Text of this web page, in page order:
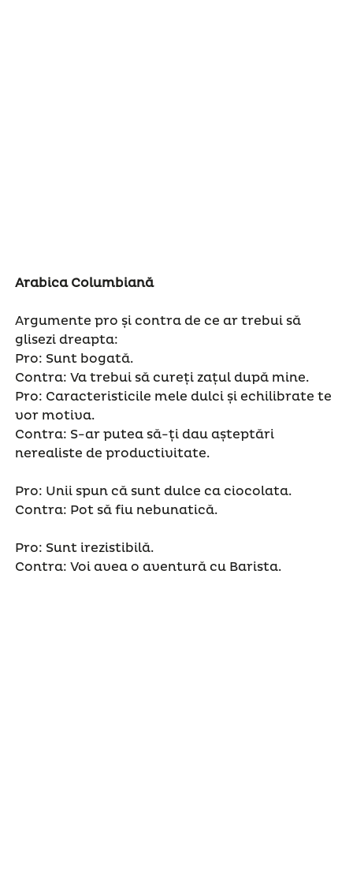
Arabica Columbiană
Argumente pro și contra de ce ar trebui să
glisezi dreapta:
Pro: Sunt bogată.
Contra: Va trebui să cureți zațul după mine.
Pro: Caracteristicile mele dulci și echilibrate te
vor motiva.
Contra: S-ar putea să-ți dau așteptări
nerealiste de productivitate.
Pro: Unii spun că sunt dulce ca ciocolata.
Contra: Pot să fiu nebunatică.
Pro: Sunt irezistibilă.
Contra: Voi avea o aventură cu Barista.